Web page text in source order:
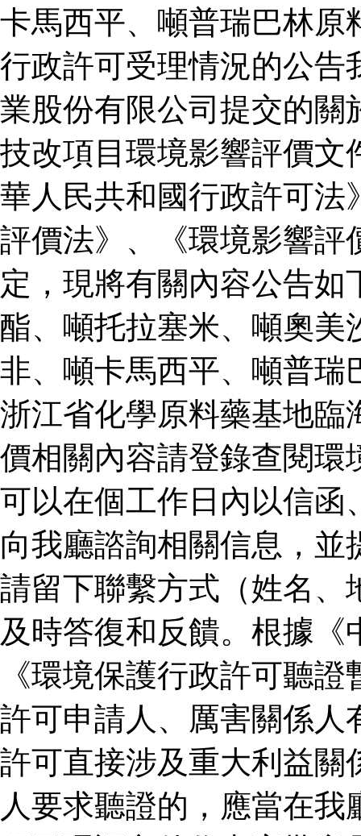
卡馬西平、噸普瑞巴林原
行政許可受理情況的公告
業股份有限公司提交的關
技改項目環境影響評價文
華人民共和國行政許可法
評價法》、《環境影響評
定，現將有關內容公告
酯、噸托拉塞米、噸奧美
非、噸卡馬西平、噸普瑞
浙江省化學原料藥基地臨
價相關內容請登錄查閱環
可以在個工作日內以信函
向我廳諮詢相關信息，
請留下聯繫方式（姓名、
及時答復和反饋。根據
《環境保護行政許可聽
許可申請人、厲害關係人
許可直接涉及重大利益關
人要求聽證的，應當在